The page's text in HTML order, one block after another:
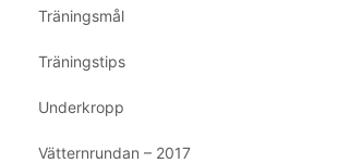
Träningsmål
Träningstips
Underkropp
Vätternrundan – 2017